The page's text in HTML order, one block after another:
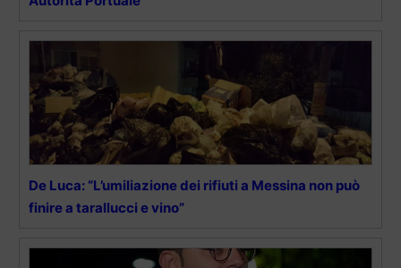
De Luca: “L’umiliazione dei rifiuti a Messina non può
finire a tarallucci e vino”